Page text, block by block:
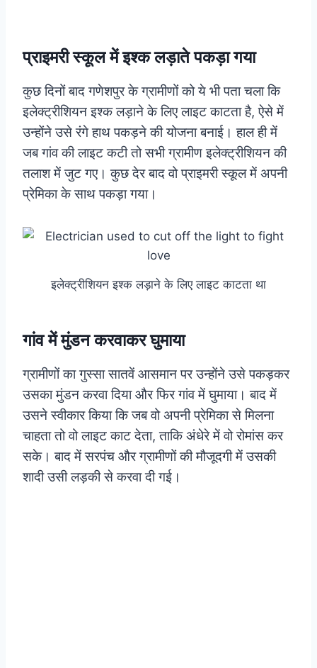
प्राइमरी स्कूल में इश्क लड़ाते पकड़ा गया
कुछ दिनों बाद गणेशपुर के ग्रामीणों को ये भी पता चला कि
इलेक्ट्रीशियन इश्क लड़ाने के लिए लाइट काटता है, ऐसे में
उन्होंने उसे रंगे हाथ पकड़ने की योजना बनाई। हाल ही में
जब गांव की लाइट कटी तो सभी ग्रामीण इलेक्ट्रीशियन की
तलाश में जुट गए। कुछ देर बाद वो प्राइमरी स्कूल में अपनी
प्रेमिका के साथ पकड़ा गया।
इलेक्ट्रीशियन इश्क लड़ाने के लिए लाइट काटता था
गांव में मुंडन करवाकर घुमाया
ग्रामीणों का गुस्सा सातवें आसमान पर उन्होंने उसे पकड़कर
उसका मुंडन करवा दिया और फिर गांव में घुमाया। बाद में
उसने स्वीकार किया कि जब वो अपनी प्रेमिका से मिलना
चाहता तो वो लाइट काट देता, ताकि अंधेरे में वो रोमांस कर
सके। बाद में सरपंच और ग्रामीणों की मौजूदगी में उसकी
शादी उसी लड़की से करवा दी गई।